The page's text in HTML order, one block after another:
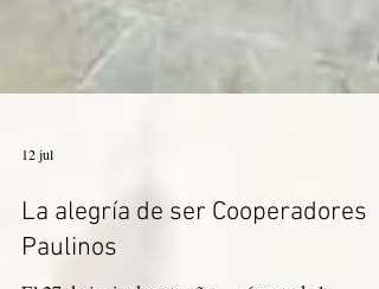
12 jul
La alegría de ser Cooperadores